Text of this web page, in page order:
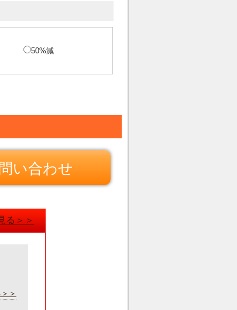
50%減
い合わせ
る＞＞
＞